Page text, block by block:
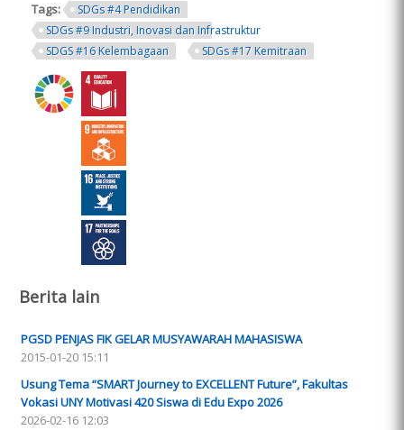
Tags:
SDGs #4 Pendidikan
SDGs #9 Industri, Inovasi dan Infrastruktur
SDGS #16 Kelembagaan
SDGs #17 Kemitraan
ring.png
Berita lain
PGSD PENJAS FIK GELAR MUSYAWARAH MAHASISWA
2015-01-20 15:11
Usung Tema “SMART Journey to EXCELLENT Future”, Fakultas
Vokasi UNY Motivasi 420 Siswa di Edu Expo 2026
2026-02-16 12:03